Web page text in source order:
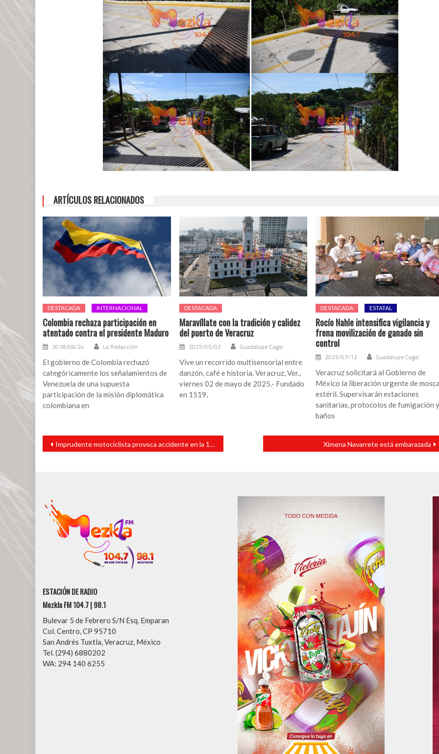
ARTÍCULOS RELACIONADOS
DESTACADA INTERNACIONAL
Colombia rechaza participación en
atentado contra el presidente Maduro
2018/09/24 La Redacción
El gobierno de Colombia rechazó
categóricamente los señalamientos de
Venezuela de una supuesta
participación de la misión diplomática
colombiana en
DESTACADA
Maravíllate con la tradición y calidez
del puerto de Veracruz
2025/05/02 Guadalupe Cagal
Vive un recorrido multisensorial entre
danzón, café e historia. Veracruz, Ver.,
viernes 02 de mayo de 2025.- Fundado
en 1519,
DESTACADA ESTATAL
Rocío Nahle intensifica vigilancia y
frena movilización de ganado sin
control
2025/07/12 Guadalupe Cagal
Veracruz solicitará al Gobierno de
México la liberación urgente de
estéril. Supervisarán estaciones
sanitarias, protocolos de fumigación
baños
Navegación
entradas
Imprudente motociclista provoca accidente en la 180 Ximena Navarrete está embarazada
ESTACIÓN DE RADIO
Mezkla FM 104.7 | 98.1
Bulevar 5 de Febrero S/N Esq. Emparan
Col. Centro, CP 95710
San Andrés Tuxtla, Veracruz, México
Tel. (294) 6880202
WA: 294 140 6255